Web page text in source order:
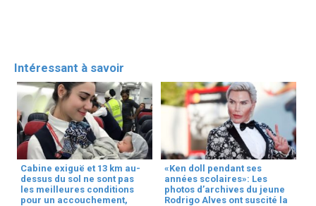
Intéressant à savoir
Cabine exiguë et 13 km au-
dessus du sol ne sont pas
les meilleures conditions
pour un accouchement,
«Ken doll pendant ses
années scolaires»: Les
photos d’archives du jeune
Rodrigo Alves ont suscité la